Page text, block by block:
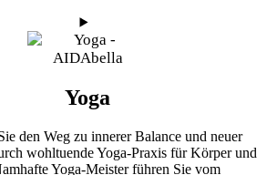
Yoga
den Weg zu innerer Balance und neuer
wohltuende Yoga-Praxis für Körper und
Yoga-Meister führen Sie vom